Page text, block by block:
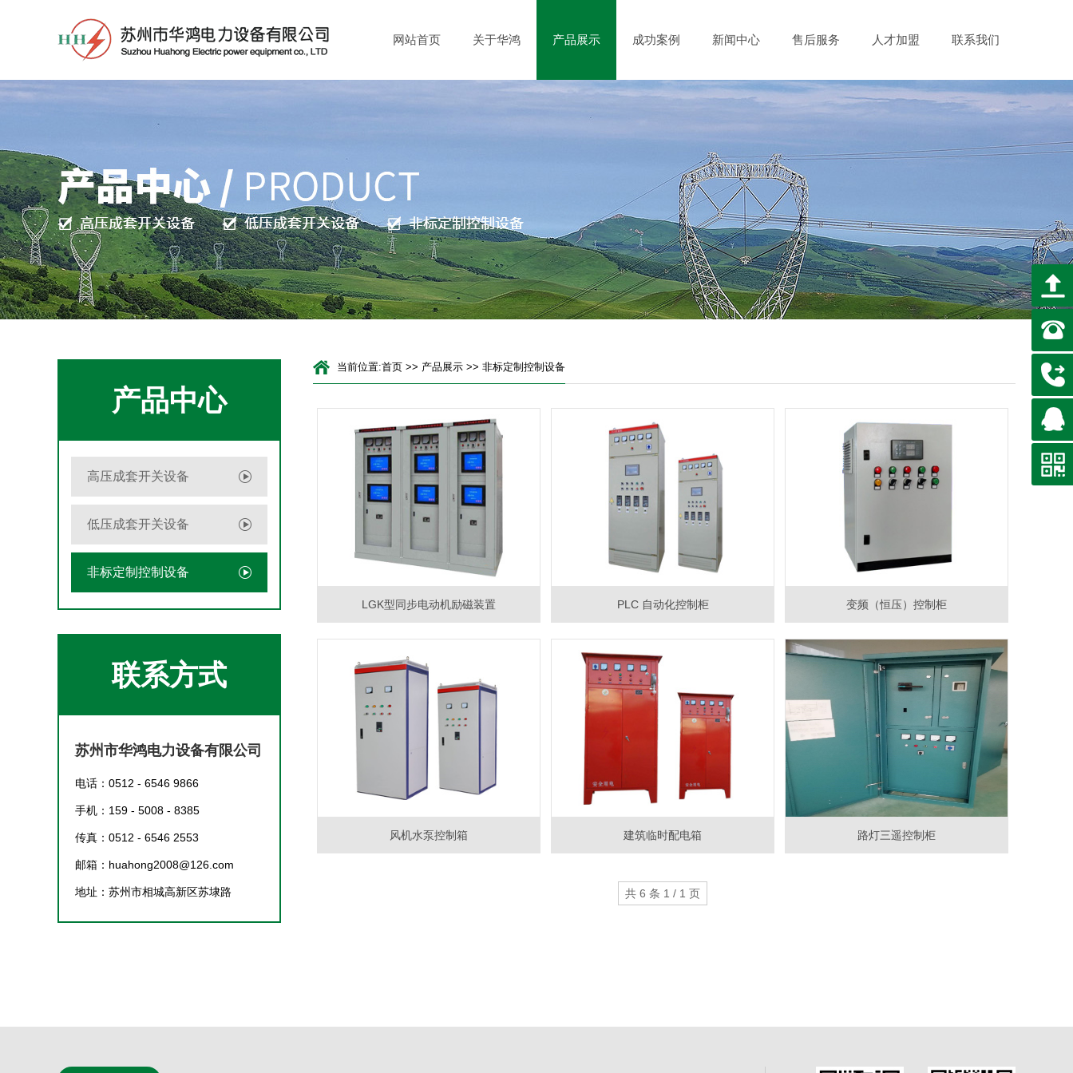
网站首页 关于华鸿
荣誉资质 设备展示 项目业绩
产品展示
高压成套开关设备 低压成套开关设备 非标定制控制设备
成功案例
国有企业 房地产 市政项目 外资企业
新闻中心 售后服务
售后承诺 下载中心 常见问题
人才加盟 联系我们
产品中心
高压成套开关设备
低压成套开关设备
非标定制控制设备
联系方式
苏州市华鸿电力设备有限公司
电话：0512 - 6546 9866
手机：159 - 5008 - 8385
传真：0512 - 6546 2553
邮箱：huahong2008@126.com
地址：苏州市相城高新区苏埭路
当前位置:首页 >> 产品展示 >> 非标定制控制设备
LGK型同步电动机励磁装置 PLC 自动化控制柜 变频（恒压）控制柜
风机水泵控制箱 建筑临时配电箱 路灯三遥控制柜
共 6 条 1 / 1 页